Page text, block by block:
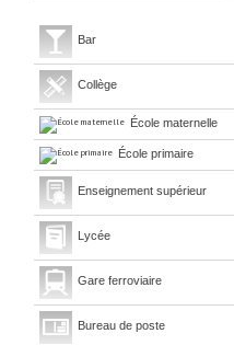
Bar
Collège
École maternelle
École primaire
Enseignement supérieur
Lycée
Gare ferroviaire
Bureau de poste